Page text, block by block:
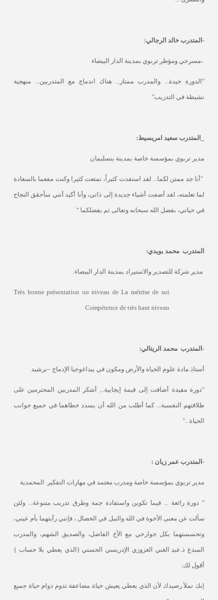
-المتدرب خالد الرجالي:
،مسرحي ومؤطر تربوي بمدينة الدار البيضاء
"الدورة جيدة... والمدرب ممتاز... هناك اندماج مع المتدربين... منهجية
نشيطة في التدريب"
_المتدرب سعيد امريسيط:
مدير تربوي بمؤسسة خاصة بمدينة بنسليمان
"أنا جد ممتن لكما... لقد استفدت كثيراً، تمتعت كثيرا وكنت مفعما بالسعادة
لما تعلمته، لقد أضفت أشياء جديدة إلى ذاتي، وأنا أكيد أنني سأحقق النجاح
في حياتي، بفضل الله سبحانه وتعالى ثم بفضلكما "
المتدرب محمد بويدي:
مدير شركة للتصدير والاستيراد بمدينة الدار البيضاء.
Très bonne présentation ou niveau de La métrise de soi
Compétence de très haut niveau
-المتدرب محمد الريتالي:
أستاذ مادة علوم الحياة والأرض ومكون في بيداغوجيا الإدماج –برشيد
"دورة مفيدة أضافت إلى قيمة إيجابية.., أشكر المدربين المحترمين على
طلاقتهم النفسية... كما أطلب من الله أن يسدد خطاهما في جميع جوانب
الحياة .."
-المتدرب عمر زيان :
مدير تربوي بمؤسسة خاصة ومدرب معتمد في مهارات التفكير المحمدية
" دورة رائعة ... فيما تكوين واستفادة جمة وطرق تدريب متنوعة... ولئن
سألت عن معنى الأخوة في الله والنبل في الخصال ، فإنني رأيتهما بأم عيني،
وتحسستهما بكل جوارحي مع الأخ الفاضل، والصديق الشهم، والمدرب
المبدع ذ.عبد الغني العزوزي الإدريسي الحسني {الذي يعطي بلا حساب }
أقول لك:
إنك تملأ رصيدك لأن الذي يعطي يعيش حياة مضاعفة تدوم دوام حياة جميع